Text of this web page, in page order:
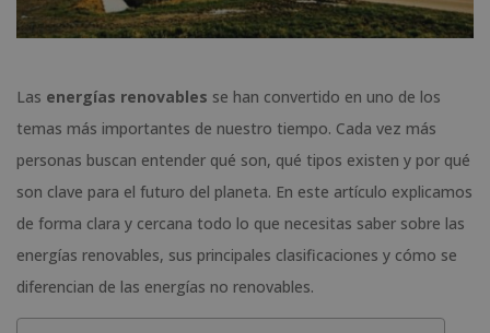
Las energías renovables se han convertido en uno de los
temas más importantes de nuestro tiempo. Cada vez más
personas buscan entender qué son, qué tipos existen y por qué
son clave para el futuro del planeta. En este artículo explicamos
de forma clara y cercana todo lo que necesitas saber sobre las
energías renovables, sus principales clasificaciones y cómo se
diferencian de las energías no renovables.